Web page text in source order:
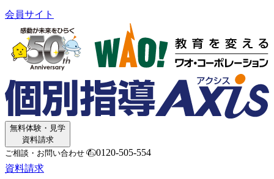
会員サイト
無料体験・見学
資料請求
ご相談・お問い合わせ
0120-505-554
資料請求